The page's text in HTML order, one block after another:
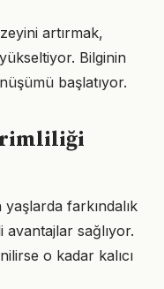
artırmak,
Bilginin
başlatıyor.
farkındalık
sağlıyor.
o kadar kalıcı